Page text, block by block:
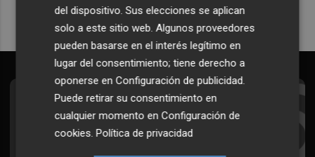
Suscríbete al Boletín
Todos los días a primera hora en tu email
del dispositivo. Sus elecciones se aplican
solo a este sitio web. Algunos proveedores
pueden basarse en el interés legítimo en
lugar del consentimiento; tiene derecho a
oponerse enConfiguración de publicidad.
Puede retirar su consentimiento en
cualquier momento enConfiguración de
cookies.Política de privacidad